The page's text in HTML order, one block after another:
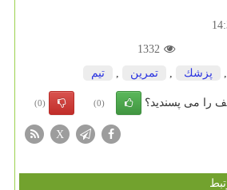
1332
پزشك تمرین تیم
را می پسندید؟ (0)
(0)
X